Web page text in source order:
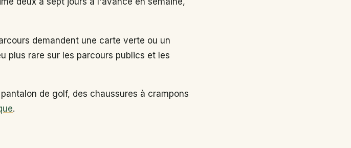
demandent une carte verte ou un
plus rare sur les parcours publics et les
de golf, des chaussures à crampons
.